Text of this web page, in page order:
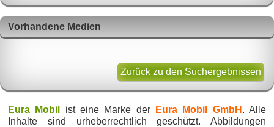
Vorhandene Medien
Zurück zu den Suchergebnissen
Eura Mobil ist eine Marke der Eura Mobil GmbH . Alle
Inhalte sind urheberrechtlich geschützt. Abbildungen